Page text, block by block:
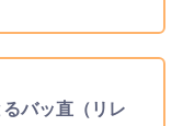
バッ直（リレ